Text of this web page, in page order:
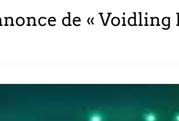
de « Voidling